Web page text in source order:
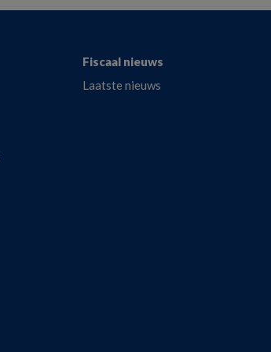
Fiscaal nieuws
Laatste nieuws